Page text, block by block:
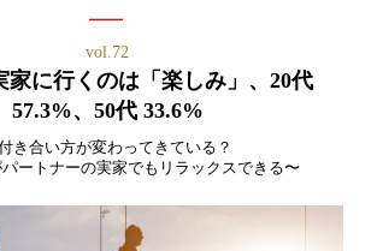
vol.72
家に行くのは「楽しみ」、20代
57.3%、50代 33.6%
き合い方が変わってきている？
ートナーの実家でもリラックスできる〜